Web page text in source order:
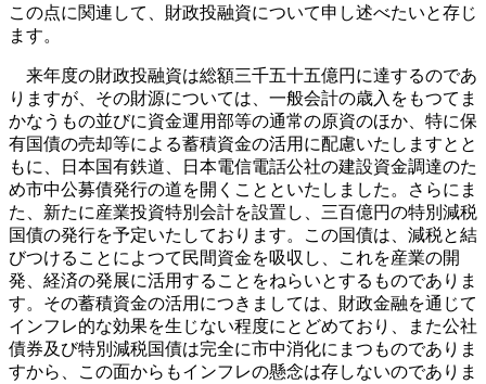
この点に関連して、財政投融資について申し述べたいと存じ
ます。
来年度の財政投融資は総額三千五十五億円に達するのであ
りますが、その財源については、一般会計の歳入をもつてま
かなうもの並びに資金運用部等の通常の原資のほか、特に保
有国債の売却等による蓄積資金の活用に配慮いたしますとと
もに、日本国有鉄道、日本電信電話公社の建設資金調達のた
め市中公募債発行の道を開くことといたしました。さらにま
た、新たに産業投資特別会計を設置し、三百億円の特別減税
国債の発行を予定いたしております。この国債は、減税と結
びつけることによつて民間資金を吸収し、これを産業の開
発、経済の発展に活用することをねらいとするものでありま
す。その蓄積資金の活用につきましては、財政金融を通じて
インフレ的な効果を生じない程度にとどめており、また公社
債券及び特別減税国債は完全に市中消化にまつものでありま
すから、この面からもインフレの懸念は存しないのでありま